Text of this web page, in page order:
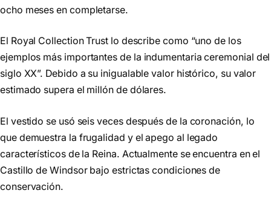
ocho meses en completarse.
El Royal Collection Trust lo describe como “uno de los
ejemplos más importantes de la indumentaria ceremonial del
siglo XX”. Debido a su inigualable valor histórico, su valor
estimado supera el millón de dólares.
El vestido se usó seis veces después de la coronación, lo
que demuestra la frugalidad y el apego al legado
característicos de la Reina. Actualmente se encuentra en el
Castillo de Windsor bajo estrictas condiciones de
conservación.